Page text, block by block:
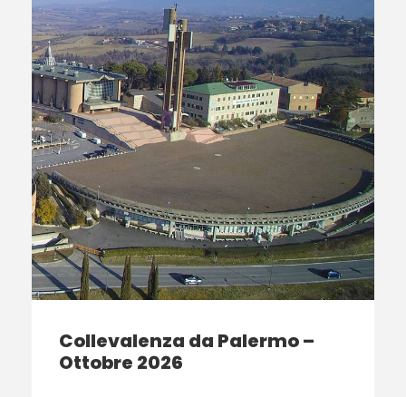
Collevalenza da Palermo –
Ottobre 2026